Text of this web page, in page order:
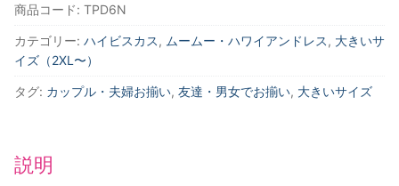
ハ
イ
ビ
ス
ミ
ド
商品コード: TPD6N
カテゴリー: ハイビスカス, ムームー・ハワイアンドレス, 大きいサ
イズ（2XL〜）
タグ: カップル・夫婦お揃い, 友達・男女でお揃い, 大きいサイズ
説明